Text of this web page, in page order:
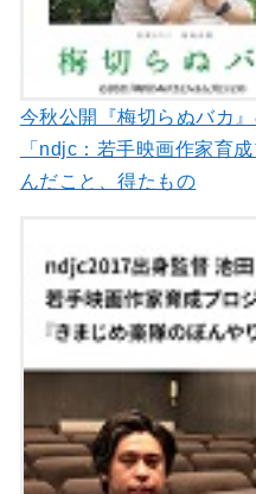
今秋公開『梅切らぬバカ
「ndjc：若手映画作家育
んだこと、得たもの